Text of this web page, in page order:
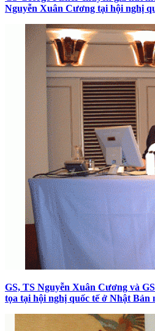
Nguyễn Xuân Cương tại hội nghị
GS, TS Nguyễn Xuân Cương và
tọa tại hội nghị quốc tế ở Nhật Bản